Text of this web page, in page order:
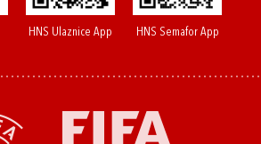
HNS Ulaznice App HNS Semafor App